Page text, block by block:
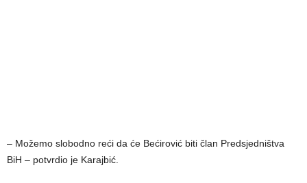
– Možemo slobodno reći da će Bećirović biti član Predsjedništva
BiH – potvrdio je Karajbić.